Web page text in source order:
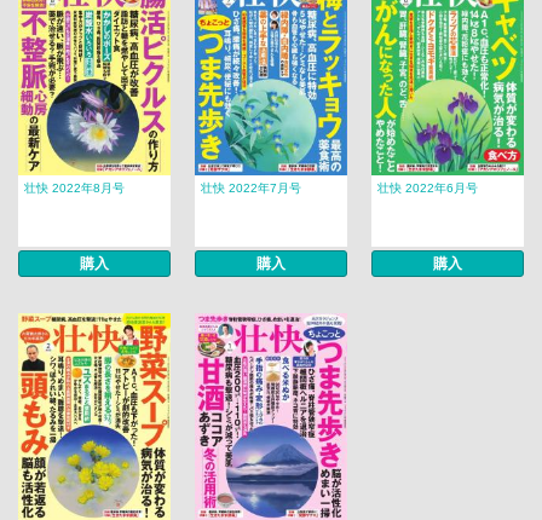
壮快 2022年8月号
購入
壮快 2022年7月号
購入
壮快 2022年6月号
購入